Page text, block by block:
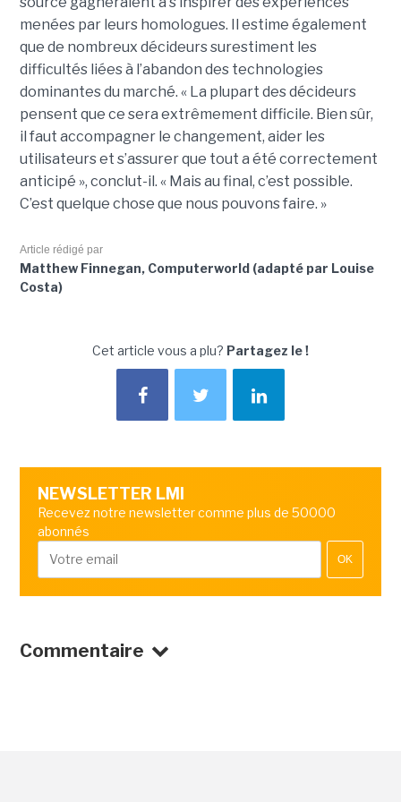
menées par leurs homologues. Il estime également
que de nombreux décideurs surestiment les
difficultés liées à l’abandon des technologies
dominantes du marché. « La plupart des décideurs
pensent que ce sera extrêmement difficile. Bien sûr,
il faut accompagner le changement, aider les
utilisateurs et s’assurer que tout a été correctement
anticipé », conclut-il. « Mais au final, c’est possible.
C’est quelque chose que nous pouvons faire. »
Article rédigé par
Matthew Finnegan, Computerworld (adapté par Louise
Costa)
Cet article vous a plu? Partagez le !
NEWSLETTER LMI
Recevez notre newsletter comme plus de 50000
abonnés
OK
Commentaire